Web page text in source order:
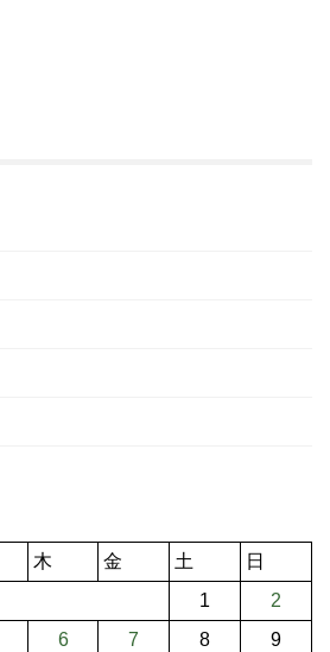
木 金 土
日
1
2
6 7 8
9